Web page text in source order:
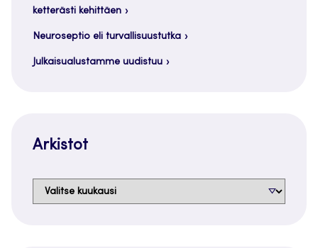
ketterästi kehittäen
Neuroseptio eli turvallisuustutka
Julkaisualustamme uudistuu
Arkistot
Arkistot